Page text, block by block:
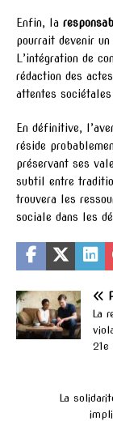
Enfin, la
pourrait devenir
L’intégration de
rédaction des
attentes
En définitive,
réside
préservant ses
subtil entre
trouvera les
sociale dans les
La
21e
La